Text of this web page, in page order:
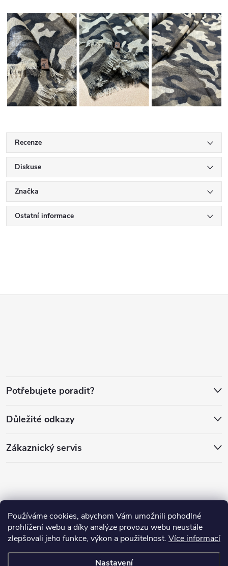
Používáme cookies, abychom Vám umožnili pohodlné
prohlížení webu a díky analýze provozu webu neustále
zlepšovali jeho funkce, výkon a použitelnost. Více informací
Nastavení
Recenze
Diskuse
Značka
Ostatní informace
aPotřebujete poradit?
Důležité odkazy
Zákaznický servis
Copyright 2026PánLesa.cz. Všechna práva vyhrazena.